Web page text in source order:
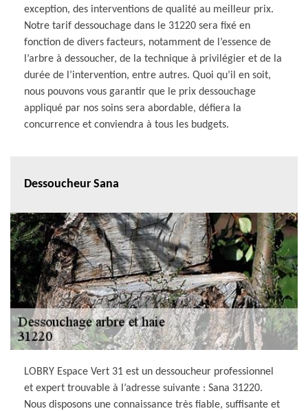
exception, des interventions de qualité au meilleur prix.
Notre tarif dessouchage dans le 31220 sera fixé en
fonction de divers facteurs, notamment de l’essence de
l’arbre à dessoucher, de la technique à privilégier et de la
durée de l’intervention, entre autres. Quoi qu’il en soit,
nous pouvons vous garantir que le prix dessouchage
appliqué par nos soins sera abordable, défiera la
concurrence et conviendra à tous les budgets.
Dessoucheur Sana
LOBRY Espace Vert 31 est un dessoucheur professionnel
et expert trouvable à l’adresse suivante : Sana 31220.
Nous disposons une connaissance très fiable, suffisante et